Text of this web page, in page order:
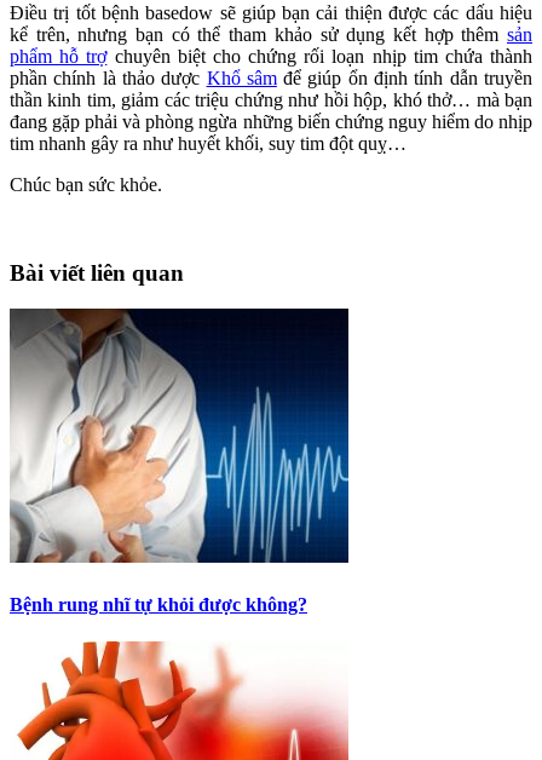
Điều trị tốt bệnh basedow sẽ giúp bạn cải thiện được các dấu hiệu
kể trên, nhưng bạn có thể tham khảo sử dụng kết hợp thêm sản
phẩm hỗ trợchuyên biệt cho chứng rối loạn nhịp tim chứa thành
phần chính là thảo dược Khổ sâmđể giúp ổn định tính dẫn truyền
thần kinh tim, giảm các triệu chứng như hồi hộp, khó thở… mà bạn
đang gặp phải và phòng ngừa những biến chứng nguy hiểm do nhịp
tim nhanh gây ra như huyết khối, suy tim đột quỵ…
Chúc bạn sức khỏe.
Bài viết liên quan
Bệnh rung nhĩ tự khỏi được không?